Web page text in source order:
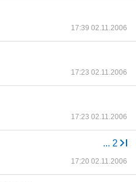
17:39 02.11.2006
17:23 02.11.2006
17:23 02.11.2006
... 2
17:20 02.11.2006